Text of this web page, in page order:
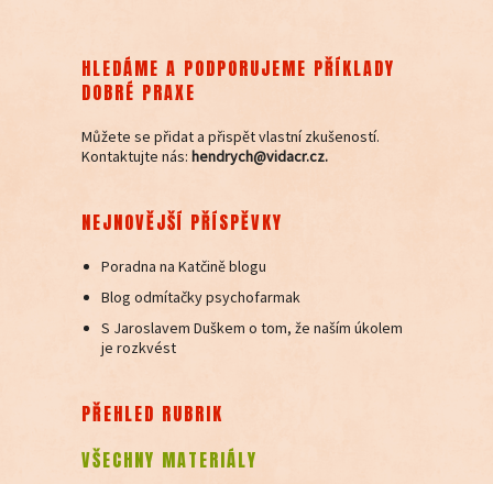
HLEDÁME A PODPORUJEME PŘÍKLADY
DOBRÉ PRAXE
Můžete se přidat a přispět vlastní zkušeností.
Kontaktujte nás: hendrych@vidacr.cz.
NEJNOVĚJŠÍ PŘÍSPĚVKY
Poradna na Katčině blogu
Blog odmítačky psychofarmak
S Jaroslavem Duškem o tom, že naším úkolem
je rozkvést
PŘEHLED RUBRIK
VŠECHNY MATERIÁLY